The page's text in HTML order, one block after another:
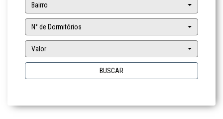
Bairro
N° de Dormitórios
Valor
BUSCAR